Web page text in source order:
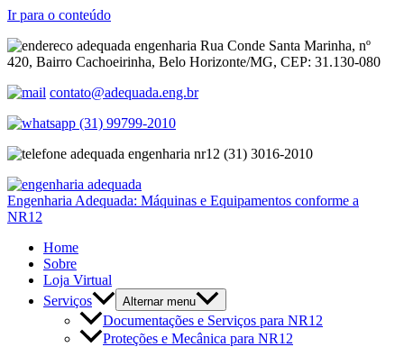
Ir para o conteúdo
Rua Conde Santa Marinha, nº
420, Bairro Cachoeirinha, Belo Horizonte/MG, CEP: 31.130-080
contato@adequada.eng.br
(31) 99799-2010
(31) 3016-2010
Engenharia Adequada: Máquinas e Equipamentos conforme a
NR12
Home
Sobre
Loja Virtual
Serviços
Alternar menu
Documentações e Serviços para NR12
Proteções e Mecânica para NR12